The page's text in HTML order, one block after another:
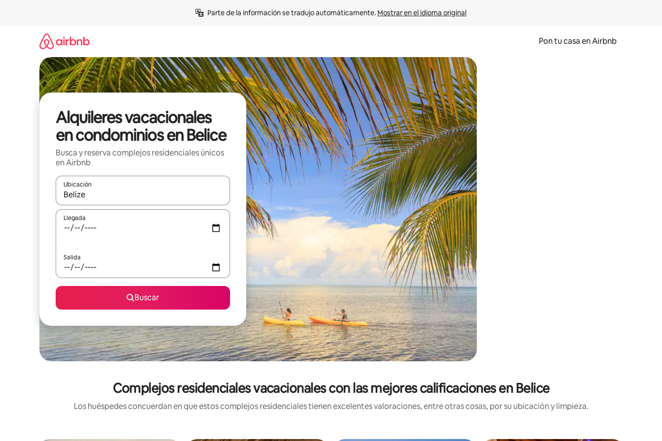
Parte de la información se tradujo automáticamente. Mostrar en el idioma original
Pon tu casa en Airbnb
Alquileres vacacionales
en condominios en Belice
Busca y reserva complejos residenciales únicos
en Airbnb
Ubicación
Cuando los resultados estén disponibles, navega con las teclas de flecha hacia arriba y hacia abajo o explora con el tacto o desliza el dedo.
Llegada
Salida
Buscar
Complejos residenciales vacacionales con las mejores calificaciones en Belice
Los huéspedes concuerdan en que estos complejos residenciales tienen excelentes valoraciones, entre otras cosas, por su ubicación y limpieza.